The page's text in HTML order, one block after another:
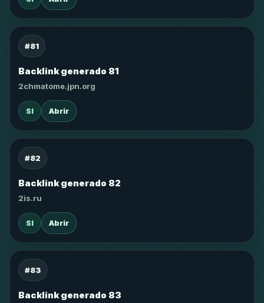
#81
Backlink generado 81
2chmatome.jpn.org
SI Abrir
#82
Backlink generado 82
2is.ru
SI Abrir
#83
Backlink generado 83